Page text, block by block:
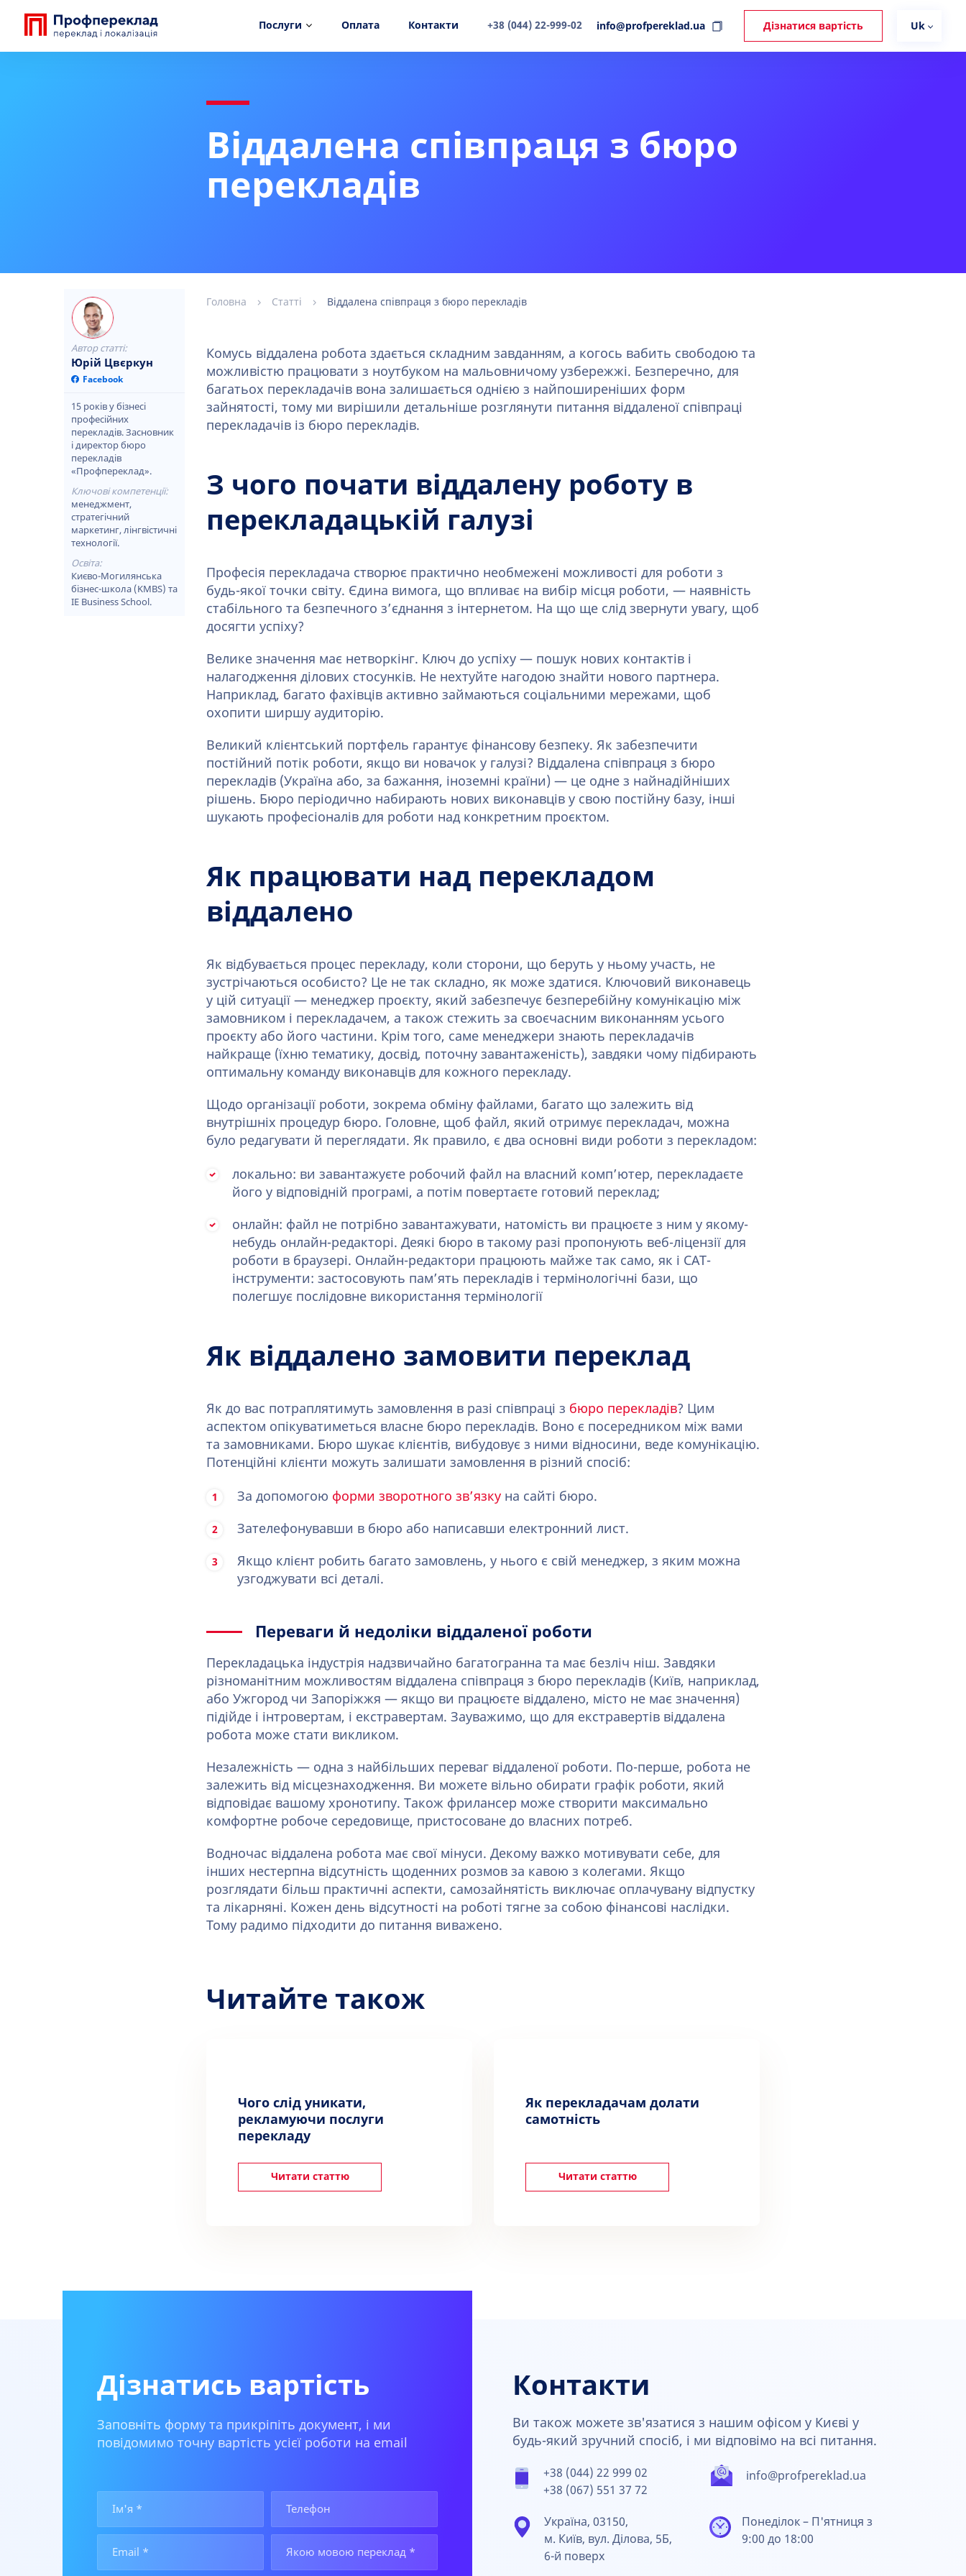
Послуги Оплата Контакти +38 (044) 22-999-02 info@profpereklad.ua Дізнатися вартість Uk
Віддалена співпраця з бюро
перекладів
Головна Статті Віддалена співпраця з бюро перекладів
Комусь віддалена робота здається складним завданням, а когось вабить свободою та
можливістю працювати з ноутбуком на мальовничому узбережжі. Безперечно, для
багатьох перекладачів вона залишається однією з найпоширеніших форм
зайнятості, тому ми вирішили детальніше розглянути питання віддаленої співпраці
перекладачів із бюро перекладів.
З чого почати віддалену роботу в
перекладацькій галузі
Професія перекладача створює практично необмежені можливості для роботи з
будь-якої точки світу. Єдина вимога, що впливає на вибір місця роботи, — наявність
стабільного та безпечного з’єднання з інтернетом. На що ще слід звернути увагу, щоб
досягти успіху?
Велике значення має нетворкінг. Ключ до успіху — пошук нових контактів і
налагодження ділових стосунків. Не нехтуйте нагодою знайти нового партнера.
Наприклад, багато фахівців активно займаються соціальними мережами, щоб
охопити ширшу аудиторію.
Великий клієнтський портфель гарантує фінансову безпеку. Як забезпечити
постійний потік роботи, якщо ви новачок у галузі? Віддалена співпраця з бюро
перекладів (Україна або, за бажання, іноземні країни) — це одне з найнадійніших
рішень. Бюро періодично набирають нових виконавців у свою постійну базу, інші
шукають професіоналів для роботи над конкретним проєктом.
Як працювати над перекладом
віддалено
Як відбувається процес перекладу, коли сторони, що беруть у ньому участь, не
зустрічаються особисто? Це не так складно, як може здатися. Ключовий виконавець
у цій ситуації — менеджер проєкту, який забезпечує безперебійну комунікацію між
замовником і перекладачем, а також стежить за своєчасним виконанням усього
проєкту або його частини. Крім того, саме менеджери знають перекладачів
найкраще (їхню тематику, досвід, поточну завантаженість), завдяки чому підбирають
оптимальну команду виконавців для кожного перекладу.
Щодо організації роботи, зокрема обміну файлами, багато що залежить від
внутрішніх процедур бюро. Головне, щоб файл, який отримує перекладач, можна
було редагувати й переглядати. Як правило, є два основні види роботи з перекладом:
локально: ви завантажуєте робочий файл на власний комп’ютер, перекладаєте
його у відповідній програмі, а потім повертаєте готовий переклад;
онлайн: файл не потрібно завантажувати, натомість ви працюєте з ним у якому-
небудь онлайн-редакторі. Деякі бюро в такому разі пропонують веб-ліцензії для
роботи в браузері. Онлайн-редактори працюють майже так само, як і CAT-
інструменти: застосовують пам’ять перекладів і термінологічні бази, що
полегшує послідовне використання термінології
Як віддалено замовити переклад
Як до вас потраплятимуть замовлення в разі співпраці з бюро перекладів? Цим
аспектом опікуватиметься власне бюро перекладів. Воно є посередником між вами
та замовниками. Бюро шукає клієнтів, вибудовує з ними відносини, веде комунікацію.
Потенційні клієнти можуть залишати замовлення в різний спосіб:
За допомогою форми зворотного зв’язку на сайті бюро.
Зателефонувавши в бюро або написавши електронний лист.
Якщо клієнт робить багато замовлень, у нього є свій менеджер, з яким можна
узгоджувати всі деталі.
Переваги й недоліки віддаленої роботи
Перекладацька індустрія надзвичайно багатогранна та має безліч ніш. Завдяки
різноманітним можливостям віддалена співпраця з бюро перекладів (Київ, наприклад,
або Ужгород чи Запоріжжя — якщо ви працюєте віддалено, місто не має значення)
підійде і інтровертам, і екстравертам. Зауважимо, що для екстравертів віддалена
робота може стати викликом.
Незалежність — одна з найбільших переваг віддаленої роботи. По-перше, робота не
залежить від місцезнаходження. Ви можете вільно обирати графік роботи, який
відповідає вашому хронотипу. Також фрилансер може створити максимально
комфортне робоче середовище, пристосоване до власних потреб.
Водночас віддалена робота має свої мінуси. Декому важко мотивувати себе, для
інших нестерпна відсутність щоденних розмов за кавою з колегами. Якщо
розглядати більш практичні аспекти, самозайнятість виключає оплачувану відпустку
та лікарняні. Кожен день відсутності на роботі тягне за собою фінансові наслідки.
Тому радимо підходити до питання виважено.
Автор статті:
Юрій Цвєркун
Facebook
15 років у бізнесі
професійних
перекладів. Засновник
і директор бюро
перекладів
«Профпереклад».
Ключові компетенції:
менеджмент,
стратегічний
маркетинг, лінгвістичні
технології.
Освіта:
Києво-Могилянська
бізнес-школа (KMBS) та
IE Business School.
Читайте також
Чого слід уникати,
рекламуючи послуги
перекладу
Читати статтю
Як перекладачам долати
самотність
Читати статтю
Дізнатись вартість
Заповніть форму та прикріпіть документ, і ми
повідомимо точну вартість усієї роботи на email
Контакти
Ви також можете зв'язатися з нашим офісом у Києві у
будь-який зручний спосіб, і ми відповімо на всі питання.
+38 (044) 22 999 02
+38 (067) 551 37 72
info@profpereklad.ua
Україна, 03150,
м. Київ, вул. Ділова, 5Б,
6-й поверх
Понеділок – П'ятниця з
9:00 до 18:00